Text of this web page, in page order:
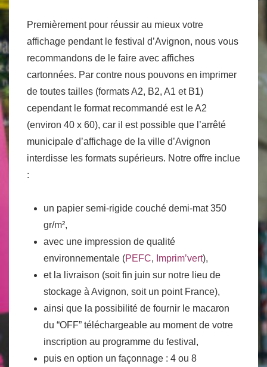
Premièrement pour réussir au mieux votre
affichage pendant le festival d’Avignon, nous vous
recommandons de le faire avec affiches
cartonnées. Par contre nous pouvons en imprimer
de toutes tailles (formats A2, B2, A1 et B1)
cependant le format recommandé est le A2
(environ 40 x 60), car il est possible que l’arrêté
municipale d’affichage de la ville d’Avignon
interdisse les formats supérieurs. Notre offre inclue
:
un papier semi-rigide couché demi-mat 350
gr/m²,
avec une impression de qualité
environnementale (PEFC, Imprim’vert),
et la livraison (soit fin juin sur notre lieu de
stockage à Avignon, soit un point France),
ainsi que la possibilité de fournir le macaron
du “OFF” téléchargeable au moment de votre
inscription au programme du festival,
puis en option un façonnage : 4 ou 8